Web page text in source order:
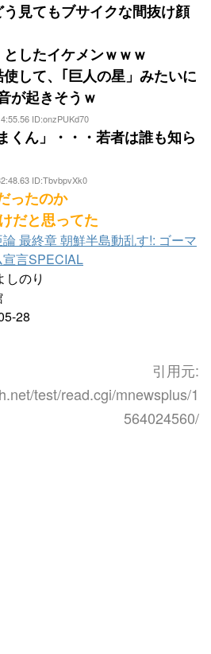
見てもブサイクな間抜け顔
したイケメンｗｗｗ
して、｢巨人の星」みたいに
が起きそうｗ
ID:onzPUKd70
くん」・・・若者は誰も知ら
ID:TbvbpvXk0
ったのか
だと思ってた
最終章 朝鮮半島動乱す!: ゴーマ
宣言SPECIAL
しのり
28
引用元:
test/read.cgi/mnewsplus/1
564024560/